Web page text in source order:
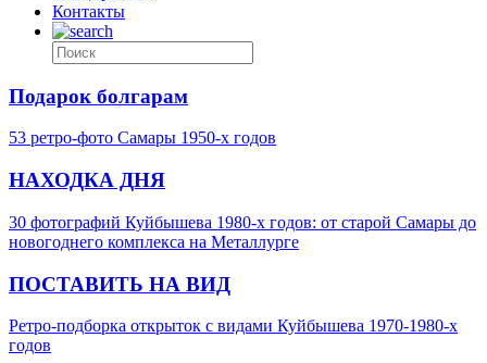
Контакты
Подарок болгарам
53 ретро-фото Самары 1950-х годов
НАХОДКА ДНЯ
30 фотографий Куйбышева 1980-х годов: от старой Самары до
новогоднего комплекса на Металлурге
ПОСТАВИТЬ НА ВИД
Ретро-подборка открыток с видами Куйбышева 1970-1980-х
годов